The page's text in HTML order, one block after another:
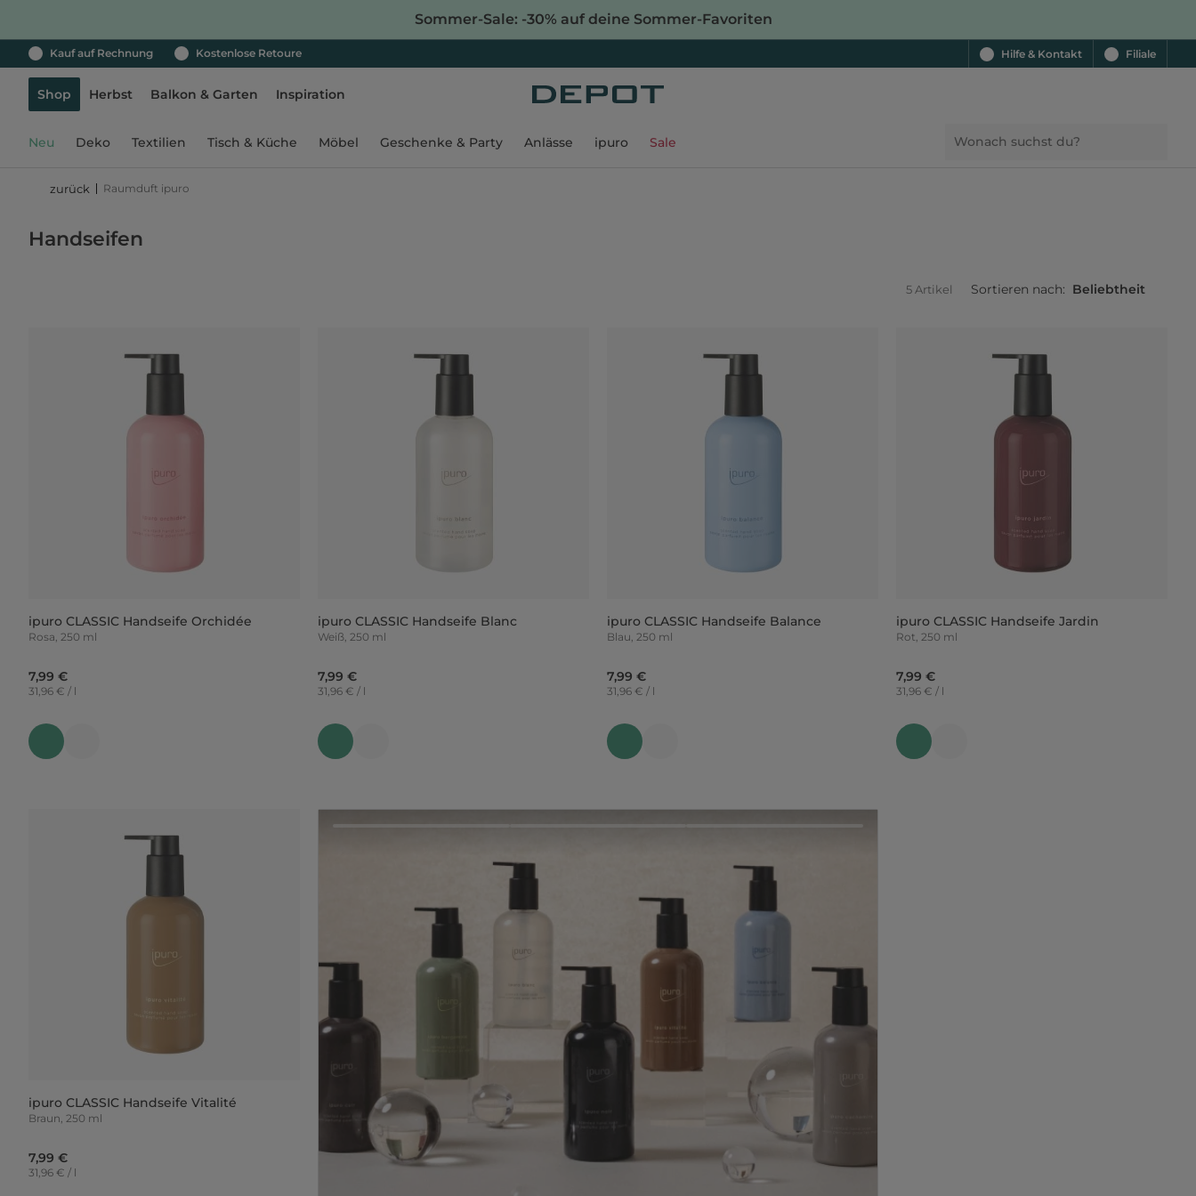
Sommer-Sale: -30% auf deine Sommer-Favoriten
Kauf auf Rechnung Kostenlose Retoure Hilfe & Kontakt Filiale
Shop Herbst Balkon & Garten Inspiration
Neu Deko Textilien Tisch & Küche Möbel Geschenke & Party Anlässe ipuro Sale
zurück Raumduft ipuro
Handseifen
5 Artikel Sortieren nach: Beliebtheit
ipuro CLASSIC Handseife Orchidée
Rosa, 250 ml
7,99 €
31,96 € / l
ipuro CLASSIC Handseife Blanc
Weiß, 250 ml
7,99 €
31,96 € / l
ipuro CLASSIC Handseife Balance
Blau, 250 ml
7,99 €
31,96 € / l
ipuro CLASSIC Handseife Jardin
Rot, 250 ml
7,99 €
31,96 € / l
ipuro CLASSIC Handseife Vitalité
Braun, 250 ml
7,99 €
31,96 € / l